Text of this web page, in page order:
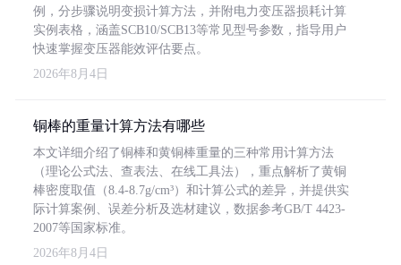
例，分步骤说明变损计算方法，并附电力变压器损耗计算
实例表格，涵盖SCB10/SCB13等常见型号参数，指导用户
快速掌握变压器能效评估要点。
2026年8月4日
铜棒的重量计算方法有哪些
本文详细介绍了铜棒和黄铜棒重量的三种常用计算方法
（理论公式法、查表法、在线工具法），重点解析了黄铜
棒密度取值（8.4-8.7g/cm³）和计算公式的差异，并提供实
际计算案例、误差分析及选材建议，数据参考GB/T 4423-
2007等国家标准。
2026年8月4日